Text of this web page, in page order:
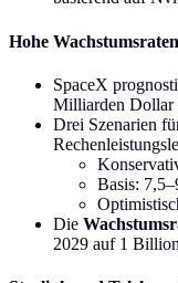
Hohe
SpaceX
Milliarden Dollar
Drei Szenarien
Basis:
Die
2029 auf 1